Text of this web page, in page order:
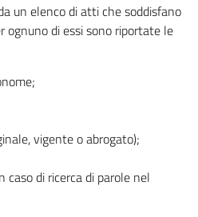
un elenco di atti che soddisfano
ognuno di essi sono riportate le
vigente o abrogato);
di ricerca di parole nel